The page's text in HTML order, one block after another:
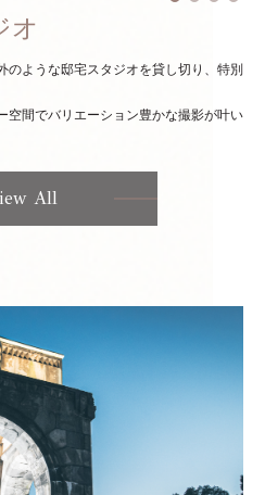
オ
のような邸宅スタジオを貸し切り、特別
空間でバリエーション豊かな撮影が叶い
All